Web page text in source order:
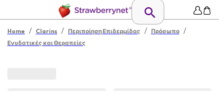
Home / Clarins / Περιποίηση Επιδερμίδας / Πρόσωπο /
Ενυδατικές και Θεραπείες